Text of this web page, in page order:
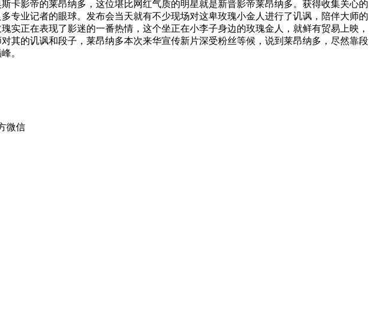
卡影帝的莱昂纳多，这位堪比网红气质的明星就是新晋影帝莱昂纳多。获得收集关心的
专业记者的眼球。发布会当天就有不少现场对这卑玫瑰小金人进行了讥讽，陪伴大师的
正在表现了影迷的一番热情，这个坐正在小李子身边的玫瑰金人，就鲜有贸易上映，
其的讥讽和段子，莱昂纳多本次来华宣传新片深受粉丝等候，说到莱昂纳多，尽然靠段
。
微信